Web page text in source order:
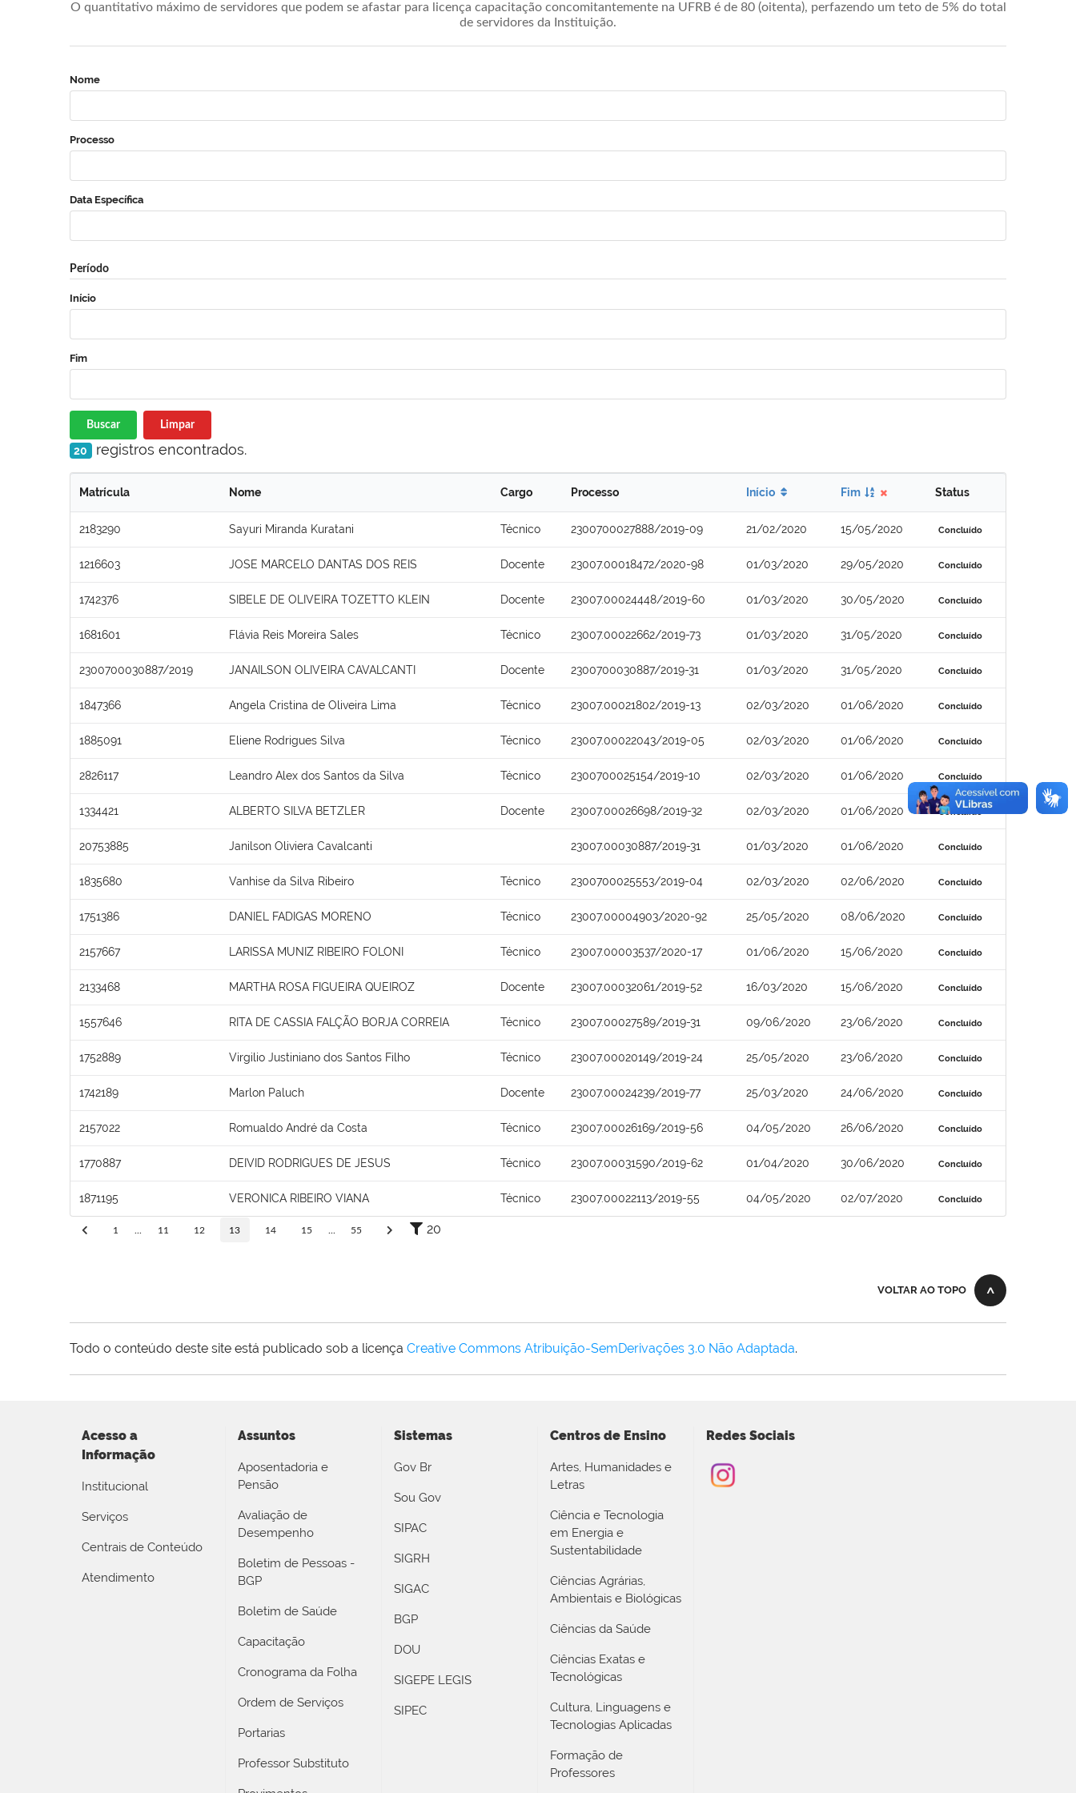
O quantitativo máximo de servidores que podem se afastar para licença capacitação concomitantemente na UFRB é de 80 (oitenta), perfazendo um teto de 5% do total
de servidores da Instituição.
Nome
Processo
Data Específica
Período
Início
Fim
Buscar Limpar
20 registros encontrados.
Matrícula Nome Cargo Processo Início Fim Status
2183290 Sayuri Miranda Kuratani Técnico 2300700027888/2019-09 21/02/2020 15/05/2020 Concluído
1216603 JOSE MARCELO DANTAS DOS REIS Docente 23007.00018472/2020-98 01/03/2020 29/05/2020 Concluído
1742376 SIBELE DE OLIVEIRA TOZETTO KLEIN Docente 23007.00024448/2019-60 01/03/2020 30/05/2020 Concluído
1681601 Flávia Reis Moreira Sales Técnico 23007.00022662/2019-73 01/03/2020 31/05/2020 Concluído
2300700030887/2019 JANAILSON OLIVEIRA CAVALCANTI Docente 2300700030887/2019-31 01/03/2020 31/05/2020 Concluído
1847366 Angela Cristina de Oliveira Lima Técnico 23007.00021802/2019-13 02/03/2020 01/06/2020 Concluído
1885091 Eliene Rodrigues Silva Técnico 23007.00022043/2019-05 02/03/2020 01/06/2020 Concluído
2826117 Leandro Alex dos Santos da Silva Técnico 2300700025154/2019-10 02/03/2020 01/06/2020 Concluído
1334421 ALBERTO SILVA BETZLER Docente 23007.00026698/2019-32 02/03/2020 01/06/2020 Concluído
20753885 Janilson Oliviera Cavalcanti 23007.00030887/2019-31 01/03/2020 01/06/2020 Concluído
1835680 Vanhise da Silva Ribeiro Técnico 2300700025553/2019-04 02/03/2020 02/06/2020 Concluído
1751386 DANIEL FADIGAS MORENO Técnico 23007.00004903/2020-92 25/05/2020 08/06/2020 Concluído
2157667 LARISSA MUNIZ RIBEIRO FOLONI Técnico 23007.00003537/2020-17 01/06/2020 15/06/2020 Concluído
2133468 MARTHA ROSA FIGUEIRA QUEIROZ Docente 23007.00032061/2019-52 16/03/2020 15/06/2020 Concluído
1557646 RITA DE CASSIA FALÇÃO BORJA CORREIA Técnico 23007.00027589/2019-31 09/06/2020 23/06/2020 Concluído
1752889 Virgilio Justiniano dos Santos Filho Técnico 23007.00020149/2019-24 25/05/2020 23/06/2020 Concluído
1742189 Marlon Paluch Docente 23007.00024239/2019-77 25/03/2020 24/06/2020 Concluído
2157022 Romualdo André da Costa Técnico 23007.00026169/2019-56 04/05/2020 26/06/2020 Concluído
1770887 DEIVID RODRIGUES DE JESUS Técnico 23007.00031590/2019-62 01/04/2020 30/06/2020 Concluído
1871195 VERONICA RIBEIRO VIANA Técnico 23007.00022113/2019-55 04/05/2020 02/07/2020 Concluído
1 11 12 13 14 15 55 20
VOLTAR AO TOPO
Todo o conteúdo deste site está publicado sob a licença Creative Commons Atribuição-SemDerivações 3.0 Não Adaptada.
Acesso a
Informação
Institucional
Serviços
Centrais de Conteúdo
Atendimento
Assuntos
Aposentadoria e
Pensão
Avaliação de
Desempenho
Boletim de Pessoas -
BGP
Boletim de Saúde
Capacitação
Cronograma da Folha
Ordem de Serviços
Portarias
Professor Substituto
Sistemas
Gov Br
Sou Gov
SIPAC
SIGRH
SIGAC
BGP
DOU
SIGEPE LEGIS
SIPEC
Centros de Ensino
Artes, Humanidades e
Letras
Ciência e Tecnologia
em Energia e
Sustentabilidade
Ciências Agrárias,
Ambientais e Biológicas
Ciências da Saúde
Ciências Exatas e
Tecnológicas
Cultura, Linguagens e
Tecnologias Aplicadas
Formação de
Professores
Redes Sociais